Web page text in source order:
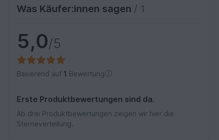
Was Käufer:innen sagen / 1
5,0/5
Basierend auf 1 Bewertung
Erste Produktbewertungen sind da.
Ab drei Produktbewertungen zeigen wir hier die
Sterneverteilung.